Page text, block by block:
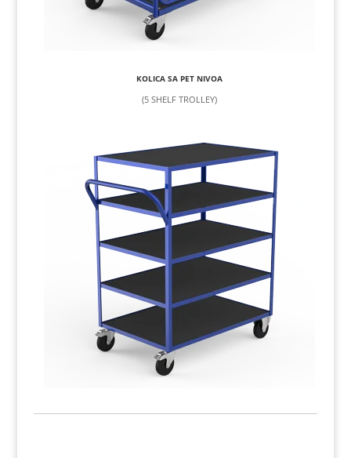
KOLICA SA PET NIVOA
(5 SHELF TROLLEY)